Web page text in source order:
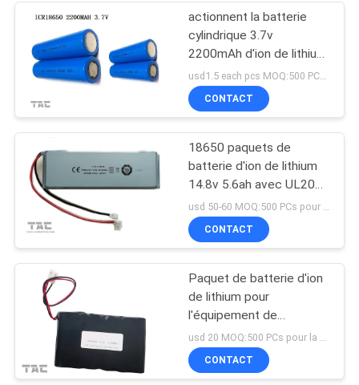
actionnent la batterie
cylindrique 3.7v
2200mAh d'ion de lithium
de la banque 3-5C 18650usd1.5 each pcs MOQ:500 PCs pour la cellule, 50pack pour des paquets de batterie
CONTACT
18650 paquets de
batterie d'ion de lithium
14.8v 5.6ah avec UL2054
pour l'éclairage routier
CONTACT
Paquet de batterie d'ion
de lithium pour
l'équipement de
télécommunication
18650 13.2AH 3.7V
CONTACT